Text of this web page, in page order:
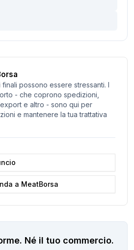
possono essere stressanti. I
- che coprono spedizioni,
e altro - sono qui per
e mantenere la tua trattativa
a MeatBorsa
Né il tuo commercio.